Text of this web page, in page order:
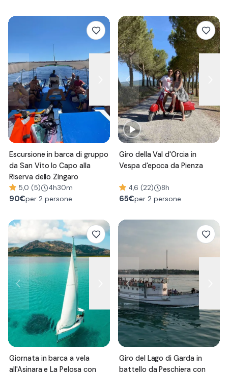
Escursione in barca di gruppo
da San Vito lo Capo alla
Riserva dello Zingaro
5,0 (5) 4h30m
90€per 2 persone
Giro della Val d'Orcia in
Vespa d'epoca da Pienza
4,6 (22) 8h
65€per 2 persone
Giornata in barca a vela
all'Asinara e La Pelosa con
Giro del Lago di Garda in
battello da Peschiera con